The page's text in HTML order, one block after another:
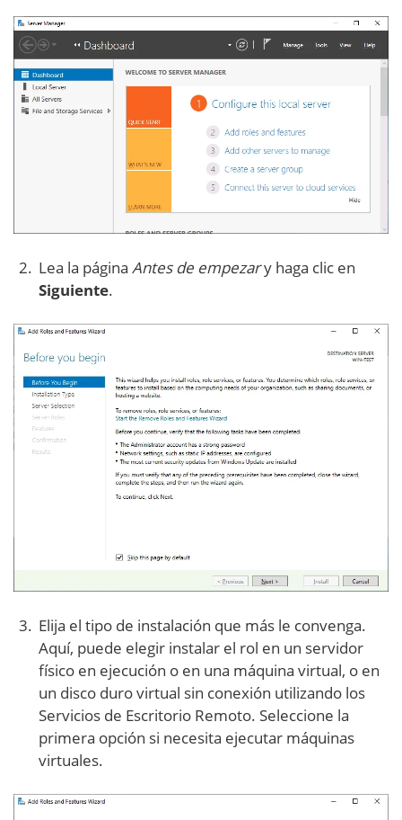
Lea la página Antes de empezary haga clic en
Siguiente.
Elija el tipo de instalación que más le convenga.
Aquí, puede elegir instalar el rol en un servidor
físico en ejecución o en una máquina virtual, o en
un disco duro virtual sin conexión utilizando los
Servicios de Escritorio Remoto. Seleccione la
primera opción si necesita ejecutar máquinas
virtuales.